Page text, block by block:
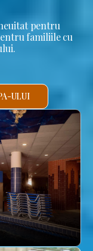
pentru
familiile cu
ULUI